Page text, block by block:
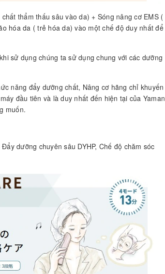
thẩm thấu sâu vào da) + Sóng nâng cơ EMS (
hóa da ( trẻ hóa da) vào một chế độ duy nhất để
sử dụng chúng ta sử dụng chung với các dưỡng
năng đẩy dưỡng chất, Nâng cơ hãng chỉ khuyến
đầu tiên và là duy nhất đến hiện tại của Yaman
muốn.
dưỡng chuyên sâu DYHP, Chế độ chăm sóc